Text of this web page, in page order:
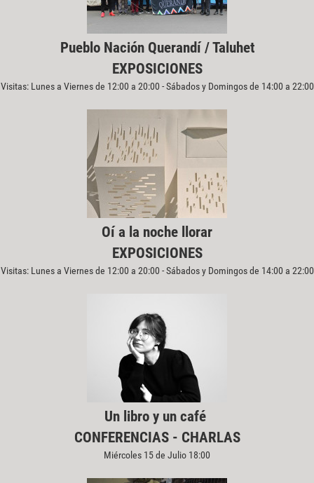
Pueblo Nación Querandí / Taluhet
EXPOSICIONES
Visitas: Lunes a Viernes de 12:00 a 20:00 - Sábados y Domingos de 14:00 a 22:00
Oí a la noche llorar
EXPOSICIONES
Visitas: Lunes a Viernes de 12:00 a 20:00 - Sábados y Domingos de 14:00 a 22:00
Un libro y un café
CONFERENCIAS - CHARLAS
Miércoles 15 de Julio 18:00